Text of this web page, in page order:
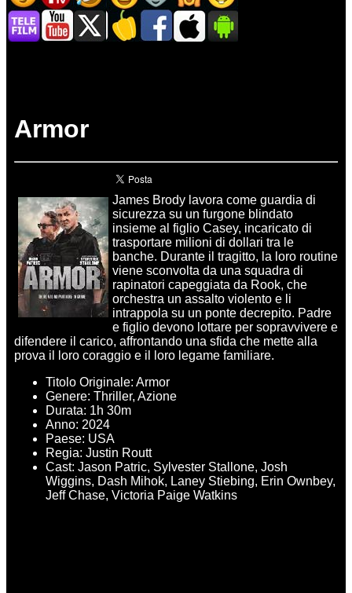
Armor
James Brody lavora come guardia di
sicurezza su un furgone blindato
insieme al figlio Casey, incaricato di
trasportare milioni di dollari tra le
banche. Durante il tragitto, la loro routine
viene sconvolta da una squadra di
rapinatori capeggiata da Rook, che
orchestra un assalto violento e li
intrappola su un ponte decrepito. Padre
e figlio devono lottare per sopravvivere e
difendere il carico, affrontando una sfida che mette alla
prova il loro coraggio e il loro legame familiare.
Titolo Originale: Armor
Genere: Thriller, Azione
Durata: 1h 30m
Anno: 2024
Paese: USA
Regia: Justin Routt
Cast: Jason Patric, Sylvester Stallone, Josh
Wiggins, Dash Mihok, Laney Stiebing, Erin Ownbey,
Jeff Chase, Victoria Paige Watkins